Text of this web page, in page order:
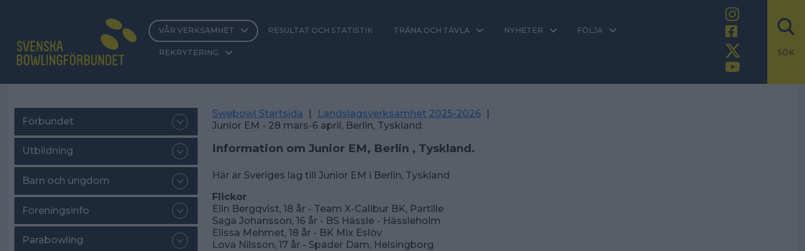
VÅR VERKSAMHET RESULTAT OCH STATISTIK TRÄNA OCH TÄVLA NYHETER FÖLJA
SÖK
REKRYTERING
Förbundet
Utbildning
Barn och ungdom
Föreningsinfo
Parabowling
Swebowl Startsida | Landslagsverksamhet 2025-2026 |
Junior EM - 28 mars-6 april, Berlin, Tyskland.
Information om Junior EM, Berlin , Tyskland.
Här är Sveriges lag till Junior EM i Berlin, Tyskland
Flickor
Elin Bergqvist, 18 år - Team X-Calibur BK, Partille
Saga Johansson, 16 år - BS Hässle - Hässleholm
Elissa Mehmet, 18 år - BK Mix Eslöv
Lova Nilsson, 17 år - Spader Dam, Helsingborg